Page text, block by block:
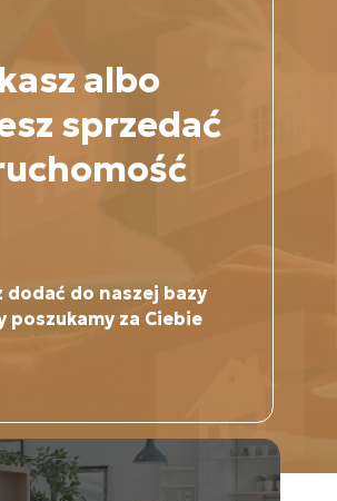
albo
sprzedać
dodać do naszej bazy
poszukamy za Ciebie